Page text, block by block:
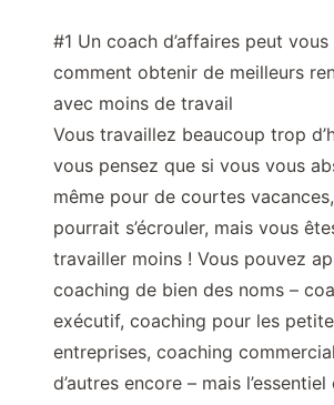
#1 Un coach d’affaires peut
comment obtenir de meilleurs
avec moins de travail
Vous travaillez beaucoup trop
vous pensez que si vous vous
même pour de courtes
pourrait s’écrouler, mais vous
travailler moins ! Vous pouvez
coaching de bien des noms –
exécutif, coaching pour les
entreprises, coaching
d’autres encore – mais